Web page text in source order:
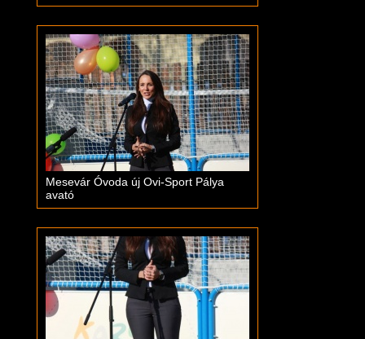
Mesevár Óvoda új Ovi-Sport Pálya
avató